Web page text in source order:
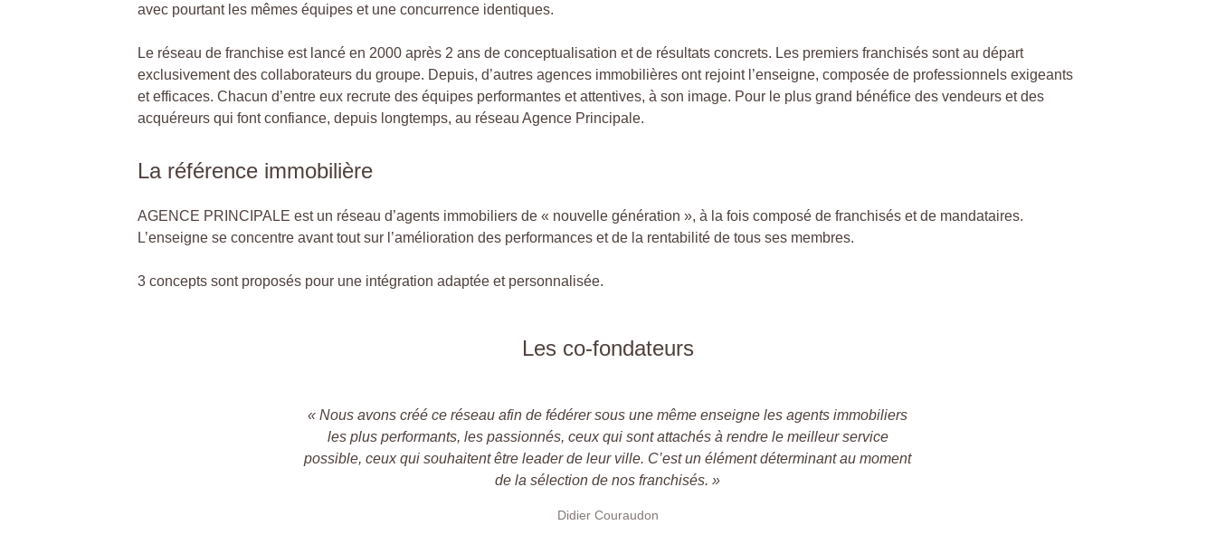
avec pourtant les mêmes équipes et une concurrence identiques.
Le réseau de franchise est lancé en 2000 après 2 ans de conceptualisation et de résultats concrets. Les premiers franchisés sont au départ
exclusivement des collaborateurs du groupe. Depuis, d’autres agences immobilières ont rejoint l’enseigne, composée de professionnels exigeants
et efficaces. Chacun d’entre eux recrute des équipes performantes et attentives, à son image. Pour le plus grand bénéfice des vendeurs et des
acquéreurs qui font confiance, depuis longtemps, au réseau Agence Principale.
La référence immobilière
AGENCE PRINCIPALE est un réseau d’agents immobiliers de « nouvelle génération », à la fois composé de franchisés et de mandataires.
L’enseigne se concentre avant tout sur l’amélioration des performances et de la rentabilité de tous ses membres.
3 concepts sont proposés pour une intégration adaptée et personnalisée.
Les co-fondateurs
« Nous avons créé ce réseau afin de fédérer sous une même enseigne les agents immobiliers
les plus performants, les passionnés, ceux qui sont attachés à rendre le meilleur service
possible, ceux qui souhaitent être leader de leur ville. C’est un élément déterminant au moment
de la sélection de nos franchisés. »
Didier Couraudon